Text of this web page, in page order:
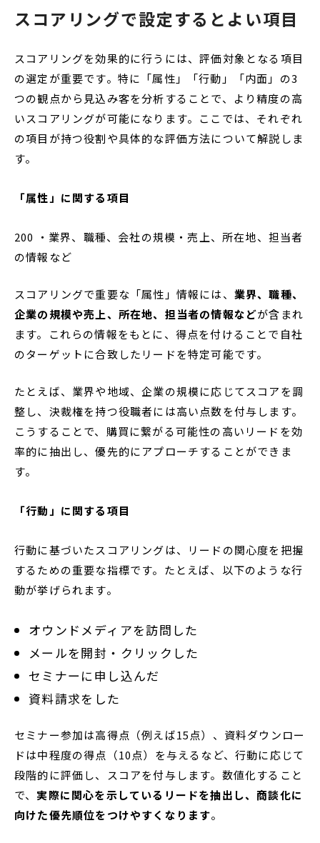
スコアリングで設定するとよい項目
スコアリングを効果的に行うには、評価対象となる項目
の選定が重要です。特に「属性」「行動」「内面」の3
つの観点から見込み客を分析することで、より精度の高
いスコアリングが可能になります。ここでは、それぞれ
の項目が持つ役割や具体的な評価方法について解説しま
す。
「属性」に関する項目
200 ・業界、職種、会社の規模・売上、所在地、担当者
の情報など
スコアリングで重要な「属性」情報には、 業界、職種、
企業の規模や売上、所在地、担当者の情報などが含まれ
ます。これらの情報をもとに、得点を付けることで自社
のターゲットに合致したリードを特定可能です。
たとえば、業界や地域、企業の規模に応じてスコアを調
整し、決裁権を持つ役職者には高い点数を付与します。
こうすることで、購買に繋がる可能性の高いリードを効
率的に抽出し、優先的にアプローチすることができま
す。
「行動」に関する項目
行動に基づいたスコアリングは、リードの関心度を把握
するための重要な指標です。たとえば、以下のような行
動が挙げられます。
オウンドメディアを訪問した
メールを開封・クリックした
セミナーに申し込んだ
資料請求をした
セミナー参加は高得点（例えば15点）、資料ダウンロー
ドは中程度の得点（10点）を与えるなど、行動に応じて
段階的に評価し、スコアを付与します。数値化すること
で、 実際に関心を示しているリードを抽出し、商談化に
向けた優先順位をつけやすくなります。